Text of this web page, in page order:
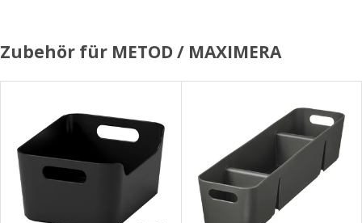
Zubehör für METOD / MAXIMERA